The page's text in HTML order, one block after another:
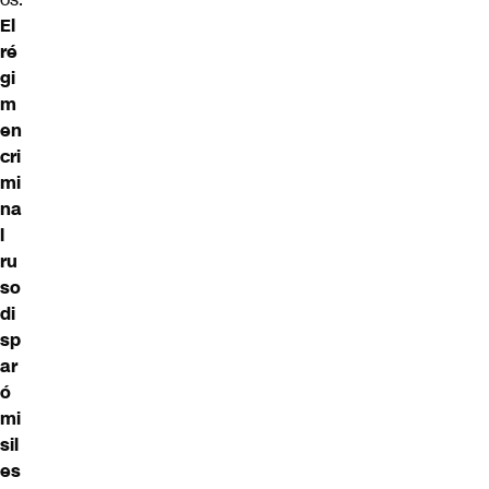
El
ré
gi
m
en
cri
mi
na
l
ru
so
di
sp
ar
ó
mi
sil
es